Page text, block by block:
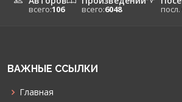
всего:106 всего:6048 посл.
ВАЖНЫЕ ССЫЛКИ
Главная